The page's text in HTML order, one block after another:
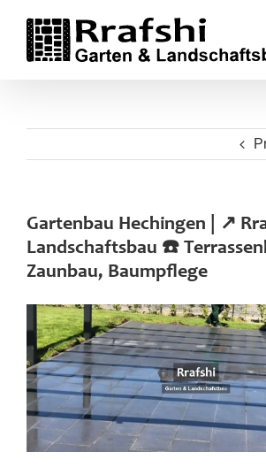
content
Gartenbau Hechingen | ↗️
Landschaftsbau ☎️
Zaunbau, Baumpflege